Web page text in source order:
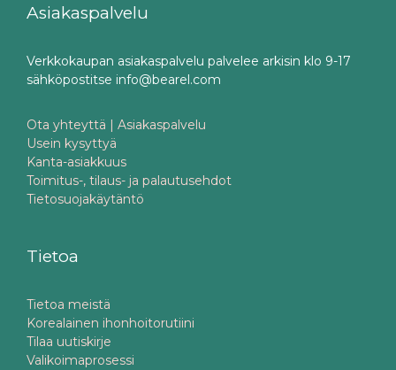
Asiakaspalvelu
Verkkokaupan asiakaspalvelu palvelee arkisin klo 9-17
sähköpostitse info@bearel.com
Ota yhteyttä | Asiakaspalvelu
Usein kysyttyä
Kanta-asiakkuus
Toimitus-, tilaus- ja palautusehdot
Tietosuojakäytäntö
Tietoa
Tietoa meistä
Korealainen ihonhoitorutiini
Tilaa uutiskirje
Valikoimaprosessi